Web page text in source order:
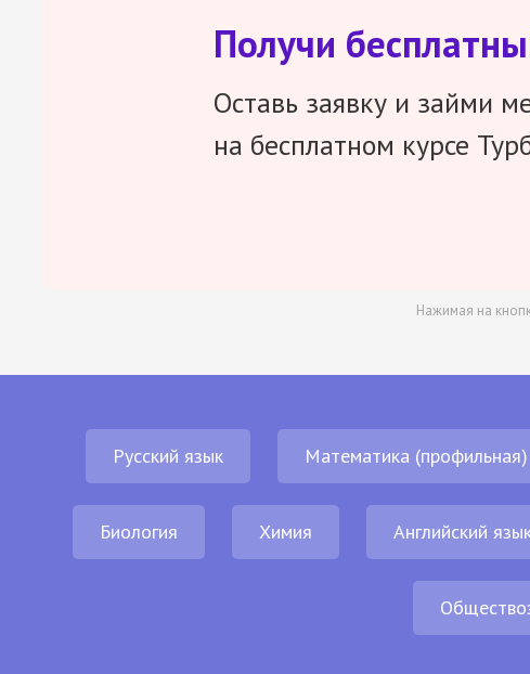
Получи
Оставь заявку и займи
на бесплатном курсе
Нажимая на
Русский язык Математика (профильная)
Биология Химия Английский